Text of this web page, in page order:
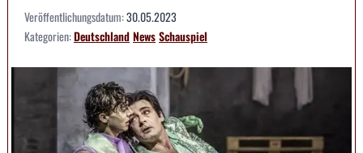
Veröffentlichungsdatum:30.05.2023
Kategorien:DeutschlandNewsSchauspiel